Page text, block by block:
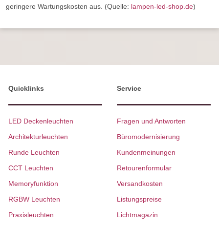
geringere Wartungskosten aus. (Quelle: lampen-led-shop.de)
Quicklinks
LED Deckenleuchten
Architekturleuchten
Runde Leuchten
CCT Leuchten
Memoryfunktion
RGBW Leuchten
Praxisleuchten
Service
Fragen und Antworten
Büromodernisierung
Kundenmeinungen
Retourenformular
Versandkosten
Listungspreise
Lichtmagazin